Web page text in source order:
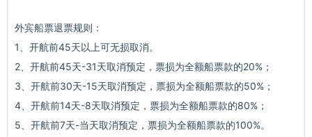
外宾船票退票规则：
1、开航前45天以上可无损取消。
2、开航前45天-31天取消预定，票损为全额船票款的20%；
3、开航前30天-15天取消预定，票损为全额船票款的50%；
4、开航前14天-8天取消预定，票损为全额船票款的80%；
5、开航前7天-当天取消预定，票损为全额船票款的100%。